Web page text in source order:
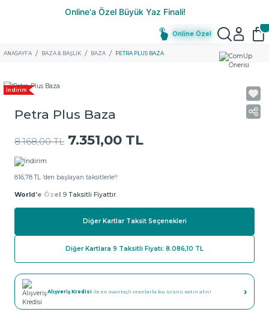
Online Özel
ANASAYFA BAZA & BAŞLIK BAZA PETRA PLUS BAZA
İndirim
Petra Plus Baza
8.168,00 TL 7.351,00 TL
816,78 TL ‘den başlayan taksitlerle!!
World'e Özel 9 Taksitli Fiyattır.
Diğer Kartlar Taksit Seçenekleri
Diğer Kartlara 9 Taksitli Fiyatı: 8.086,10 TL
Alışveriş Kredisi ile en avantajlı oranlarla bu ürünü satın alın! ›